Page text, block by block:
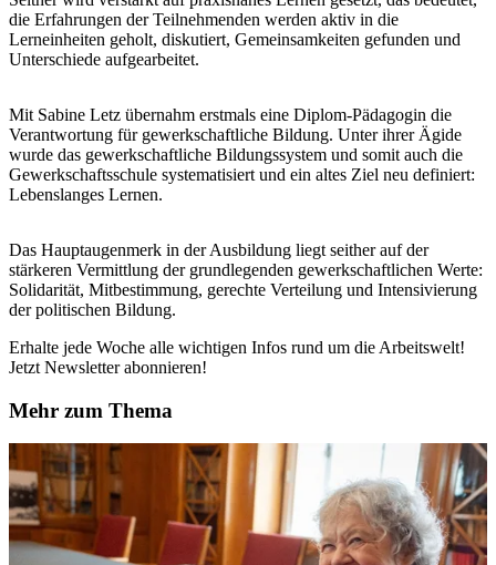
die Erfahrungen der Teilnehmenden werden aktiv in die
Lerneinheiten geholt, diskutiert, Gemeinsamkeiten gefunden und
Unterschiede aufgearbeitet.
Mit Sabine Letz übernahm erstmals eine Diplom-Pädagogin die
Verantwortung für gewerkschaftliche Bildung. Unter ihrer Ägide
wurde das gewerkschaftliche Bildungssystem und somit auch die
Gewerkschaftsschule systematisiert und ein altes Ziel neu definiert:
Lebenslanges Lernen.
Das Hauptaugenmerk in der Ausbildung liegt seither auf der
stärkeren Vermittlung der grundlegenden gewerkschaftlichen Werte:
Solidarität, Mitbestimmung, gerechte Verteilung und Intensivierung
der politischen Bildung.
Erhalte jede Woche alle wichtigen Infos rund um die Arbeitswelt!
Jetzt Newsletter abonnieren!
Mehr zum Thema